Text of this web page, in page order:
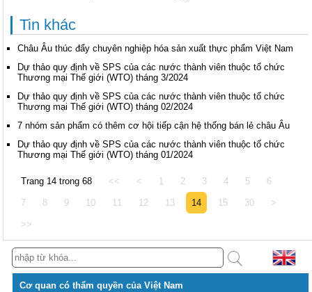
Tin khác
Châu Âu thúc đẩy chuyên nghiệp hóa sản xuất thực phẩm Việt Nam
Dự thảo quy định về SPS của các nước thành viên thuộc tổ chức
Thương mại Thế giới (WTO) tháng 3/2024
Dự thảo quy định về SPS của các nước thành viên thuộc tổ chức
Thương mại Thế giới (WTO) tháng 02/2024
7 nhóm sản phẩm có thêm cơ hội tiếp cận hệ thống bán lẻ châu Âu
Dự thảo quy định về SPS của các nước thành viên thuộc tổ chức
Thương mại Thế giới (WTO) tháng 01/2024
Trang 14 trong 68 << < 1 2 3 4 5 6
7 8 9 10 11 12 13 14 15 30 >
>>
Cơ quan có thẩm quyền của Việt Nam